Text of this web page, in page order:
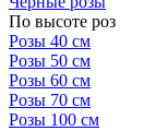
По высоте роз
Розы 40 см
Розы 50 см
Розы 60 см
Розы 70 см
Розы 100 см